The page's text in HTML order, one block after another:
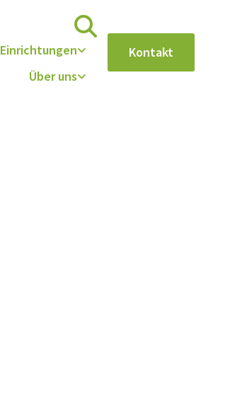
Einrichtungen
Über uns
Kontakt